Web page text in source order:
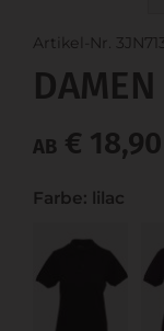
Artikel-Nr.
AB € 18,90
Farbe: lilac